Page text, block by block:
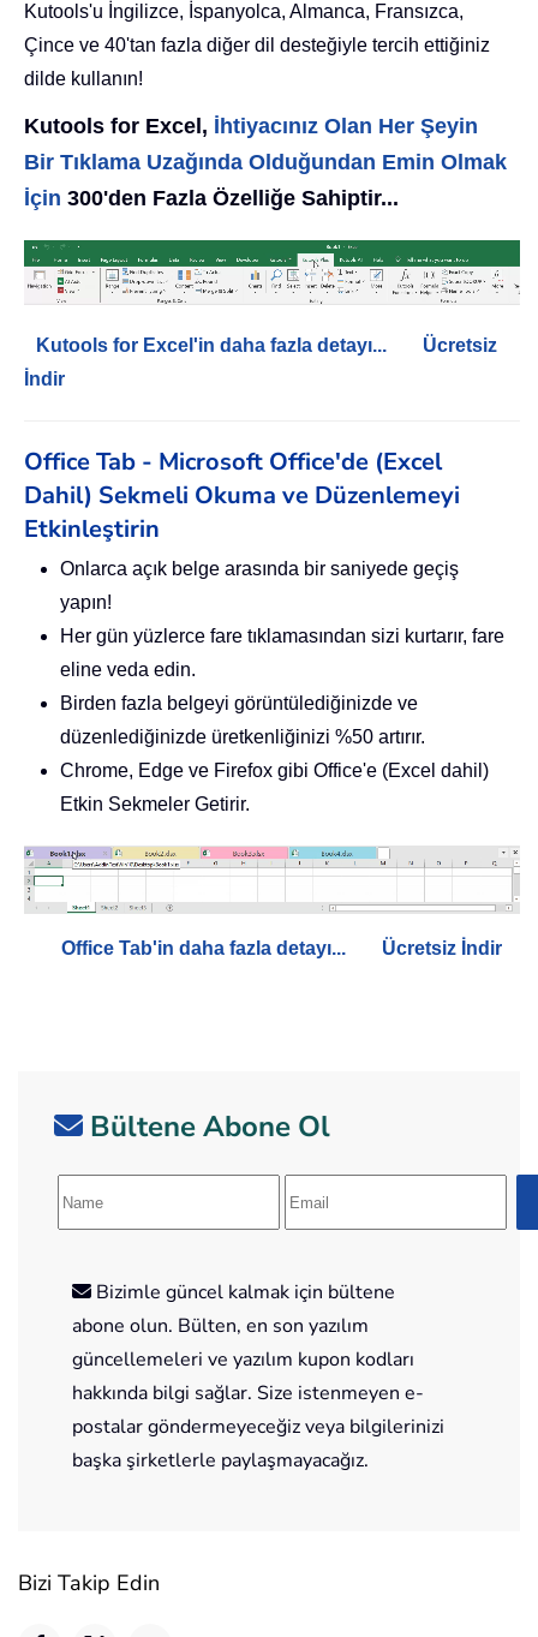
Kutools'u İngilizce, İspanyolca, Almanca, Fransızca,
Çince ve 40'tan fazla diğer dil desteğiyle tercih ettiğiniz
dilde kullanın!
Kutools for Excel, İhtiyacınız Olan Her Şeyin
Bir Tıklama Uzağında Olduğundan Emin Olmak
İçin 300'den Fazla Özelliğe Sahiptir...
Kutools for Excel'in daha fazla detayı...
Ücretsiz
İndir
Office Tab - Microsoft Office'de (Excel
Dahil) Sekmeli Okuma ve Düzenlemeyi
Etkinleştirin
Onlarca açık belge arasında bir saniyede geçiş
yapın!
Her gün yüzlerce fare tıklamasından sizi kurtarır, fare
eline veda edin.
Birden fazla belgeyi görüntülediğinizde ve
düzenlediğinizde üretkenliğinizi %50 artırır.
Chrome, Edge ve Firefox gibi Office'e (Excel dahil)
Etkin Sekmeler Getirir.
Office Tab'in daha fazla detayı... Ücretsiz İndir
Bültene Abone Ol
Bizimle güncel kalmak için bültene
abone olun. Bülten, en son yazılım
güncellemeleri ve yazılım kupon kodları
hakkında bilgi sağlar. Size istenmeyen e-
postalar göndermeyeceğiz veya bilgilerinizi
başka şirketlerle paylaşmayacağız.
Bizi Takip Edin